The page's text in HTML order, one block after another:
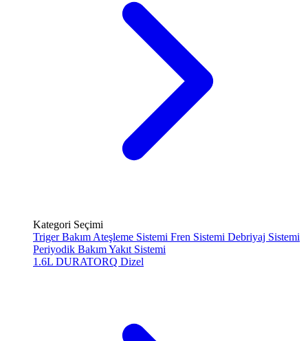
Kategori Seçimi
Triger Bakım Ateşleme Sistemi Fren Sistemi Debriyaj Sistemi
Periyodik BakımYakıt Sistemi
1.6L DURATORQ Dizel